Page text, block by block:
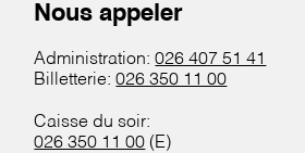
Nous appeler
Administration:026 407 51 41
Billetterie:026 350 11 00
Caisse du soir:
026 350 11 00 (E)